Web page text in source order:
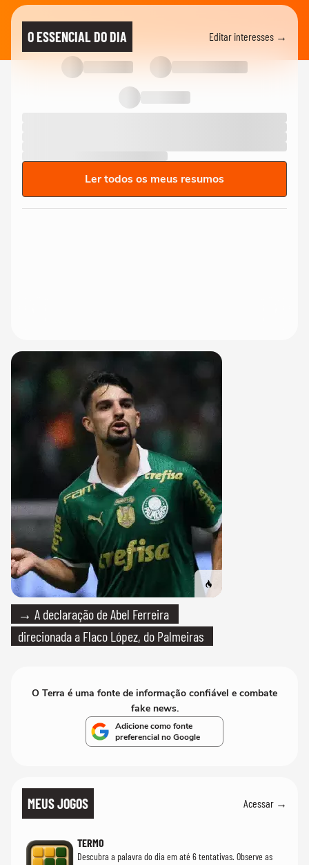
O ESSENCIAL DO DIA Editar interesses →
Ler todos os meus resumos
→ A declaração de Abel Ferreira
direcionada a Flaco López, do Palmeiras
O Terra é uma fonte de informação confiável e combate
fake news.
Adicione como fonte
preferencial no Google
MEUS JOGOS Acessar →
TERMO
Descubra a palavra do dia em até 6 tentativas. Observe as